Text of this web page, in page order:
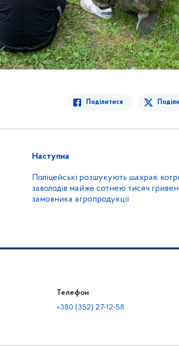
Поділитися
Наступна
Поліцейські розшукують шахрая,
заволодів майже сотнею тисяч
замовника агропродукції
Телефон
+380 (352) 27-12-58